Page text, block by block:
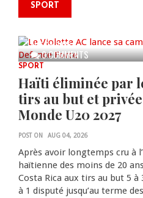
SPORT
0 COMMENTS
Le Violette AC
AUG 04, 2026
SPORT
Haïti éliminée par
tirs au but et
Monde U20 2027
POST ON AUG 04, 2026
Après avoir longtemps cru à
haïtienne des moins de 20
Costa Rica aux tirs au but 5 à
à 1 disputé jusqu’au terme des